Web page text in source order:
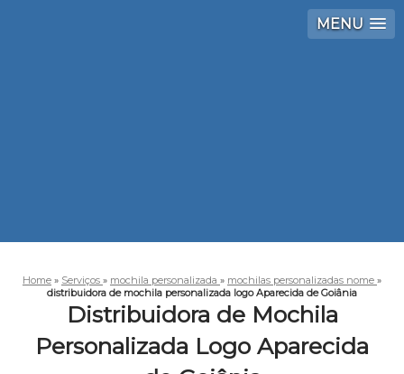
MENU
Home » Serviços » mochila personalizada » mochilas personalizadas nome »
distribuidora de mochila personalizada logo Aparecida de Goiânia
Distribuidora de Mochila
Personalizada Logo Aparecida